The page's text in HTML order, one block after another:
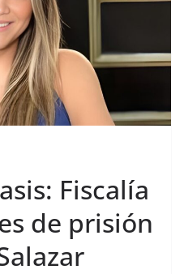
Fiscalía
de prisión